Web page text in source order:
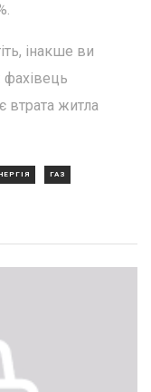
інакше ви
втрата житла
ГАЗ